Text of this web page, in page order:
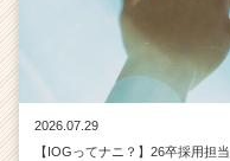
2026.07.29
【IOGってナニ？】26卒採用担当